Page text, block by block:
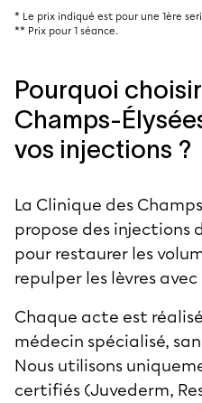
* Le prix indiqué est pour une 1ère
** Prix pour 1 séance.
Pourquoi
Champs-
vos injections ?
La Clinique des
propose des injections
pour restaurer les
repulper les lèvres
Chaque acte est
médecin spécialisé,
Nous utilisons
certifiés (Juvederm,